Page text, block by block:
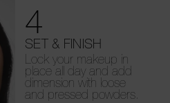
4
SET & FINISH
Lock your makeup in
place all day and add
dimension with loose
and pressed powders.